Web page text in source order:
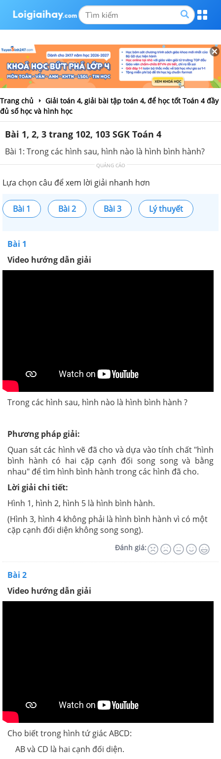
Trang chủ
Giải toán 4, giải bài tập toán 4, để học tốt Toán 4 đầy
đủ số học và hình học
Bài 1, 2, 3 trang 102, 103 SGK Toán 4
Bài 1: Trong các hình sau, hình nào là hình bình hành?
QUẢNG CÁO
Lựa chọn câu để xem lời giải nhanh hơn
Bài 1 Bài 2 Bài 3 Lý thuyết
Bài 1
Video hướng dẫn giải
Trong các hình sau, hình nào là hình bình hành ?
Phương pháp giải:
Quan sát các hình vẽ đã cho và dựa vào tính chất "hình
bình hành có hai cặp cạnh đối song song và bằng
nhau" để tìm hình bình hành trong các hình đã cho.
Lời giải chi tiết:
Hình 1, hình 2, hình 5 là hình bình hành.
(Hình 3, hình 4 không phải là hình bình hành vì có một
cặp cạnh đối diện không song song).
Đánh giá:
Bài 2
Video hướng dẫn giải
Cho biết trong hình tứ giác ABCD:
AB và CD là hai cạnh đối diện.